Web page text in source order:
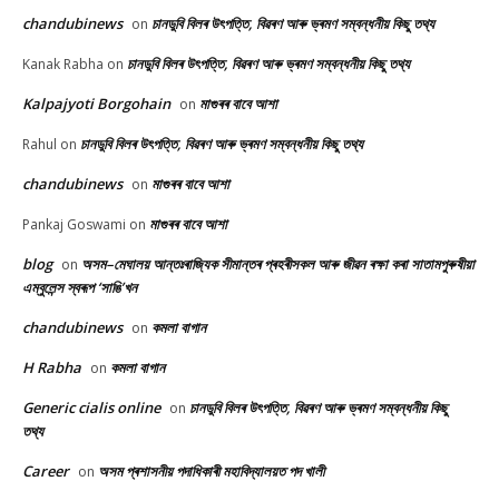
chandubinews on চানডুবি বিলৰ উৎপত্তি, বিৱৰণ আৰু ভ্ৰমণ সম্বন্ধনীয় কিছু তথ্য
Kanak Rabha on চানডুবি বিলৰ উৎপত্তি, বিৱৰণ আৰু ভ্ৰমণ সম্বন্ধনীয় কিছু তথ্য
Kalpajyoti Borgohain on মাগুৰৰ বাবে আশা
Rahul on চানডুবি বিলৰ উৎপত্তি, বিৱৰণ আৰু ভ্ৰমণ সম্বন্ধনীয় কিছু তথ্য
chandubinews on মাগুৰৰ বাবে আশা
Pankaj Goswami on মাগুৰৰ বাবে আশা
blog on অসম–মেঘালয় আন্তঃৰাজ্যিক সীমান্তৰ প্ৰহৰীসকল আৰু জীৱন ৰক্ষা কৰা সাতামপুৰুষীয়া
এম্বুলেন্স স্বৰূপ ‘সাঙি’খন
chandubinews on কমলা বাগান
H Rabha on কমলা বাগান
Generic cialis online on চানডুবি বিলৰ উৎপত্তি, বিৱৰণ আৰু ভ্ৰমণ সম্বন্ধনীয় কিছু
তথ্য
Career on অসম প্ৰশাসনীয় পদাধিকাৰী মহাবিদ্যালয়ত পদ খালী